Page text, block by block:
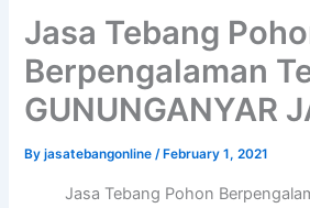
Jasa Tebang
Berpengalaman
GUNUNGANYAR
Byjasatebangonline/ February 1, 2021
Jasa Tebang Pohon